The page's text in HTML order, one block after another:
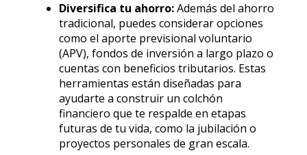
Diversifica tu ahorro:Además del ahorro
tradicional, puedes considerar opciones
como el aporte previsional voluntario
(APV), fondos de inversión a largo plazo o
cuentas con beneficios tributarios. Estas
herramientas están diseñadas para
ayudarte a construir un colchón
financiero que te respalde en etapas
futuras de tu vida, como la jubilación o
proyectos personales de gran escala.